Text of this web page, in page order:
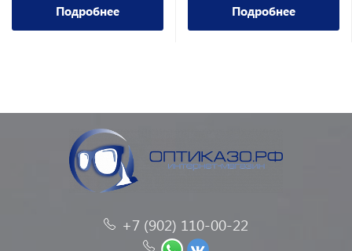
Подробнее Подробнее
+7 (902) 110-00-22